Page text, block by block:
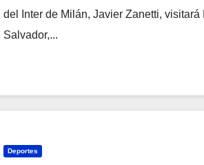
del Inter de Milán, Javier Zanetti, visitará
Salvador,...
Deportes